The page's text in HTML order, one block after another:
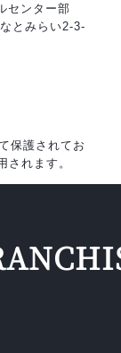
センター部
とみらい2-3-
保護されてお
されます。